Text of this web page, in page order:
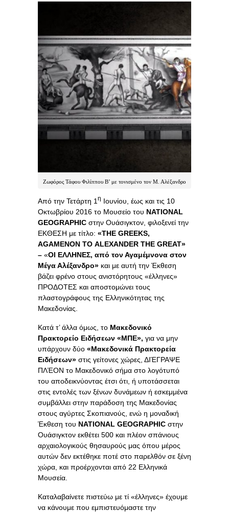
Ζωφόρος Τάφου Φιλίππου Β’ με τονισμένο τον Μ. Αλέξανδρο
Από την Τετάρτη 1 η Ιουνίου, έως και τις 10
Οκτωβρίου 2016 το Μουσείο του NATIONAL
GEOGRAPHIC στην Ουάσιγκτον, φιλοξενεί την
ΕΚΘΕΣΗ με τίτλο: «THE GREEKS,
AGAMENON TO ALEXANDER THE GREAT»
– «ΟΙ ΕΛΛΗΝΕΣ, από τον Αγαμέμνονα στον
Μέγα Αλέξανδρο» και με αυτή την Έκθεση
βάζει φρένο στους ανιστόρητους «έλληνες»
ΠΡΟΔΟΤΕΣ και αποστομώνει τους
πλαστογράφους της Ελληνικότητας της
Μακεδονίας.
Κατά τ’ άλλα όμως, το Μακεδονικό
Πρακτορείο Ειδήσεων «ΜΠΕ», για να μην
υπάρχουν δύο «Μακεδονικά Πρακτορεία
Ειδήσεων» στις γείτονες χώρες, ΔΙΈΓΡΑΨΕ
ΠΛΈΟΝ το Μακεδονικό σήμα στο λογότυπό
του αποδεικνύοντας έτσι ότι, ή υποτάσσεται
στις εντολές των ξένων δυνάμεων ή εσκεμμένα
συμβάλλει στην παράδοση της Μακεδονίας
στους αγύρτες Σκοπιανούς, ενώ η μοναδική
Έκθεση του NATIONAL GEOGRAPHIC στην
Ουάσιγκτον εκθέτει 500 και πλέον σπάνιους
αρχαιολογικούς θησαυρούς μας όπου μέρος
αυτών δεν εκτέθηκε ποτέ στο παρελθόν σε ξένη
χώρα, και προέρχονται από 22 Ελληνικά
Μουσεία.
Καταλαβαίνετε πιστεύω με τί «έλληνες» έχουμε
να κάνουμε που εμπιστευόμαστε την